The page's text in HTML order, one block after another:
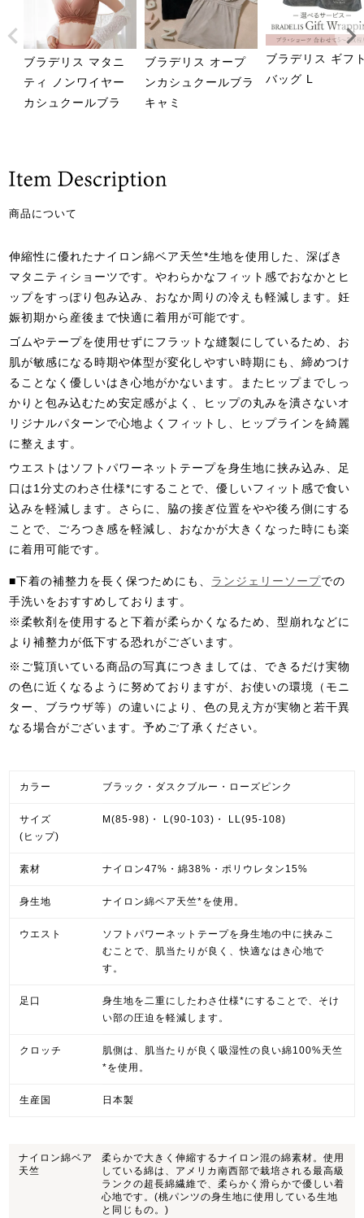
ブラデリス マタニ
ティ ノンワイヤー
カシュクールブラ
ブラデリス オープ
ンカシュクールブラ
キャミ
ブラデリス ギフ
バッグ L
商品について
伸縮性に優れたナイロン綿ベア天竺*生地を使用した、深ばき
マタニティショーツです。やわらかなフィット感でおなかとヒ
ップをすっぽり包み込み、おなか周りの冷えも軽減します。妊
娠初期から産後まで快適に着用が可能です。
ゴムやテープを使用せずにフラットな縫製にしているため、お
肌が敏感になる時期や体型が変化しやすい時期にも、締めつけ
ることなく優しいはき心地がかないます。またヒップまでしっ
かりと包み込むため安定感がよく、ヒップの丸みを潰さないオ
リジナルパターンで心地よくフィットし、ヒップラインを綺麗
に整えます。
ウエストはソフトパワーネットテープを身生地に挟み込み、足
口は1分丈のわさ仕様*にすることで、優しいフィット感で食い
込みを軽減します。さらに、脇の接ぎ位置をやや後ろ側にする
ことで、ごろつき感を軽減し、おなかが大きくなった時にも楽
に着用可能です。
■下着の補整力を長く保つためにも、 ランジェリーソープでの
手洗いをおすすめしております。
※柔軟剤を使用すると下着が柔らかくなるため、型崩れなどに
より補整力が低下する恐れがございます。
※ご覧頂いている商品の写真につきましては、できるだけ実物
の色に近くなるように努めておりますが、お使いの環境（モニ
ター、ブラウザ等）の違いにより、色の見え方が実物と若干異
なる場合がございます。予めご了承ください。
カラー ブラック・ダスクブルー・ローズピンク
サイズ
(ヒップ)
M(85-98)・ L(90-103)・ LL(95-108)
素材 ナイロン47%・綿38%・ポリウレタン15%
身生地 ナイロン綿ベア天竺*を使用。
ウエスト
ソフトパワーネットテープを身生地の中に挟みこ
むことで、肌当たりが良く、快適なはき心地で
す。
足口
身生地を二重にしたわさ仕様*にすることで、そけ
い部の圧迫を軽減します。
クロッチ
肌側は、肌当たりが良く吸湿性の良い綿100%天竺
*を使用。
生産国 日本製
ナイロン綿ベア
天竺
柔らかで大きく伸縮するナイロン混の綿素材。使用
している綿は、アメリカ南西部で栽培される最高級
ランクの超長綿繊維で、柔らかく滑らかで優しい着
心地です。(桃パンツの身生地に使用している生地
と同じもの。)